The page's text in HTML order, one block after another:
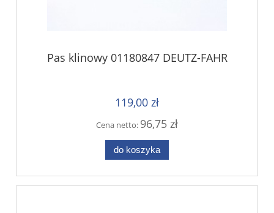
Pas klinowy 01180847 DEUTZ-FAHR
119,00 zł
Cena netto: 96,75 zł
do koszyka